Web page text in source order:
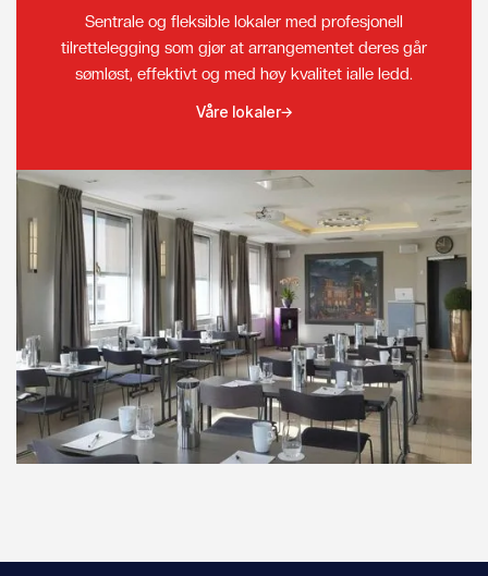
Sentrale og fleksible lokaler med profesjonell
tilrettelegging som gjør at arrangementet deres går
sømløst, effektivt og med høy kvalitet ialle ledd.
Våre lokaler